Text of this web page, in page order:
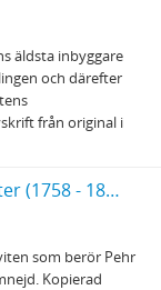
äldsta inbyggare
och därefter
från original i
Stenberg, Pehr, komminister (1758 - 1824): Dagböcker
som berör Pehr
Kopierad